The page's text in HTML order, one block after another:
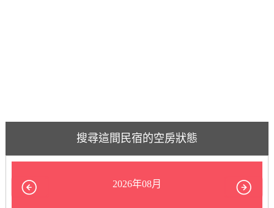
搜尋這間民宿的空房狀態
2026年08月